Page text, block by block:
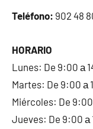
Teléfono: 902 48
HORARIO
Lunes: De 9:00 а
Martes: De 9:00 а
Miércoles: De
Jueves: De 9:00 а